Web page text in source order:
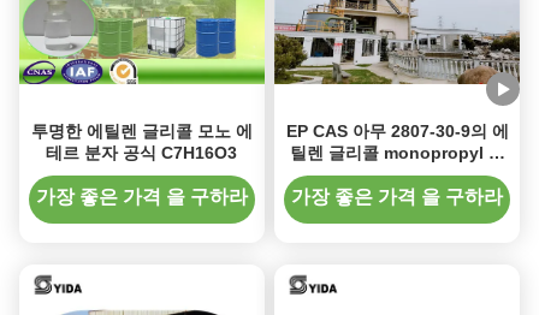
투명한 에틸렌 글리콜 모노 에
테르 분자 공식 C7H16O3
가장 좋은 가격 을 구하라
EP CAS 아무 2807-30-9의 에
틸렌 글리콜 monopropyl 에
테르 인쇄 잉크 용해력이 있는
가죽 보조 대리인없음도
가장 좋은 가격 을 구하라